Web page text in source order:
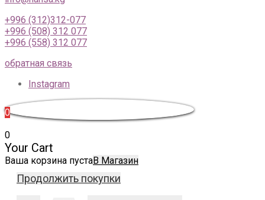
+996 (312)312-077
+996 (508) 312 077
+996 (558) 312 077
обратная связь
Instagram
0
0
Your Cart
Ваша корзина пустаВ Магазин
Продолжить покупки